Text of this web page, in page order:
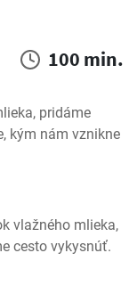
100 min.
pridáme
kým nám vznikne
vlažného mlieka,
cesto vykysnúť.